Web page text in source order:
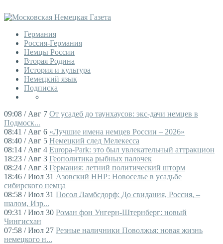
Германия
Россия-Германия
Немцы России
Вторая Родина
История и культура
Немецкий язык
Подписка
09:08 / Авг 7 От усадеб до таунхаусов: экс-дачи немцев в
Подмоск...
08:41 / Авг 6 «Лучшие имена немцев России – 2026»
08:40 / Авг 5 Немецкий след Мелекесса
08:14 / Авг 4 Europa-Park: это был увлекательный аттракцион
18:23 / Авг 3 Геополитика рыбных палочек
08:24 / Авг 3 Германия: летний политический шторм
18:46 / Июл 31 Азовский ННР: Новоселье в усадьбе
сибирского немца
08:58 / Июл 31 Посол Ламбсдорф: До свидания, Россия, –
шалом, Изр...
09:31 / Июл 30 Роман фон Унгерн-Штернберг: новый
Чингисхан
07:58 / Июл 27 Резные наличники Поволжья: новая жизнь
немецкого н...